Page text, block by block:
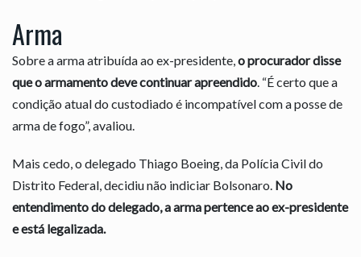
Arma
Sobre a arma atribuída ao ex-presidente,o procurador disse
que o armamento deve continuar apreendido. “É certo que a
condição atual do custodiado é incompatível com a posse de
arma de fogo”, avaliou.
Mais cedo, o delegado Thiago Boeing, da Polícia Civil do
Distrito Federal, decidiu não indiciar Bolsonaro. No
entendimento do delegado, a arma pertence ao ex-presidente
e está legalizada.